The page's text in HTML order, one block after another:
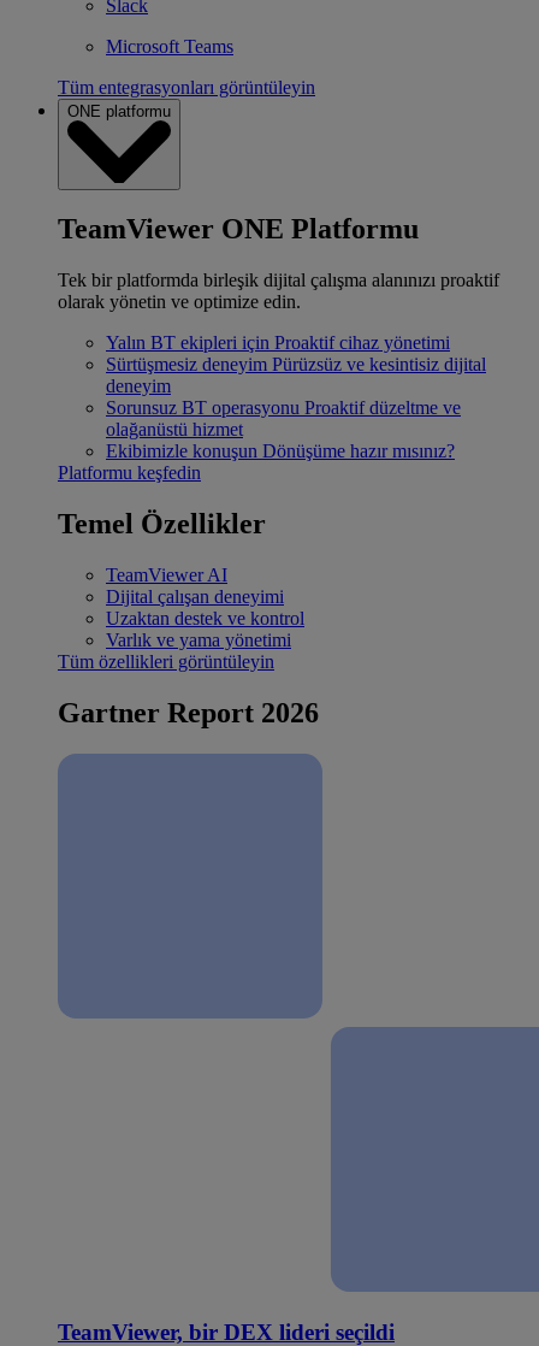
Slack
Microsoft Teams
Tüm entegrasyonları görüntüleyin
ONE platformu
TeamViewer ONE Platformu
Tek bir platformda birleşik dijital çalışma alanınızı proaktif
olarak yönetin ve optimize edin.
Yalın BT ekipleri için Proaktif cihaz yönetimi
Sürtüşmesiz deneyim Pürüzsüz ve kesintisiz dijital
deneyim
Sorunsuz BT operasyonu Proaktif düzeltme ve
olağanüstü hizmet
Ekibimizle konuşun Dönüşüme hazır mısınız?
Platformu keşfedin
Temel Özellikler
TeamViewer AI
Dijital çalışan deneyimi
Uzaktan destek ve kontrol
Varlık ve yama yönetimi
Tüm özellikleri görüntüleyin
Gartner Report 2026
TeamViewer, bir DEX lideri seçildi